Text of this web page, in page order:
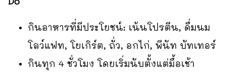
กินอาหารที่มีประโยชน์: เน้นโปรตีน, ดื่มนม
โลว์แฟท, โยเกิร์ต, ถั่ว, อกไก่, พีนัท บัทเทอร์
กินทุก 4 ชั่วโมง โดยเริ่มนับตั้งแต่มื้อเช้า